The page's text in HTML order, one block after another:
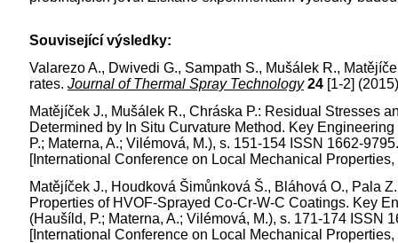
Související výsledky:
Valarezo A., Dwivedi G., Sampath S., Mušálek R.,
rates. Journal of Thermal Spray Technology 24 [1-2]
Matějíček J., Mušálek R., Chráska P.: Residual Stresses
Determined by In Situ Curvature Method. Key
P.; Materna, A.; Vilémová, M.), s. 151-154 ISSN 1662-
[International Conference on Local Mechanical
Matějíček J., Houdková Šimůnková Š., Bláhová O., Pala
Properties of HVOF-Sprayed Co-Cr-W-C Coatings. Key
(Haušíld, P.; Materna, A.; Vilémová, M.), s. 171-174 ISSN
[International Conference on Local Mechanical